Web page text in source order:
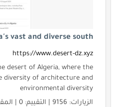
vast and diverse south
https://www.desert-dz.xyz
desert of Algeria, where the
diversity of architecture and
environmental diversity
الزيارات: 9156 | التقييم: 0 | المقيّمين: 0 | الدولة: